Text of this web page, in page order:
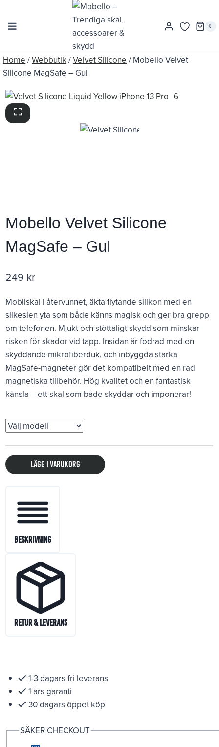
content
0
Home /Webbutik/Velvet Silicone / Mobello Velvet
Silicone MagSafe – Gul
Mobello Velvet Silicone
MagSafe – Gul
249 kr
Mobilskal i återvunnet, äkta flytande silikon med en
silkeslen yta som både känns magisk och ger bra grepp
om telefonen. Mjukt och stöttåligt skydd som minskar
risken för skador vid tapp. Insidan är fodrad med en
skyddande mikrofiberduk, och inbyggda starka
MagSafe-magneter gör det kompatibelt med en rad
magnetiska tillbehör. Hög kvalitet och en fantastisk
känsla – ett skal som både skyddar och imponerar!
Lägg i varukorg
Beskrivning
Retur & Leverans
1-3 dagars fri leverans
1 års garanti
30 dagars öppet köp
SÄKER CHECKOUT